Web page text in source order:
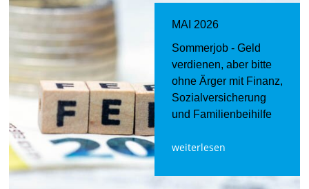
MAI 2026
Sommerjob - Geld
verdienen, aber bitte
ohne Ärger mit Finanz,
Sozialversicherung
und Familienbeihilfe
weiterlesen